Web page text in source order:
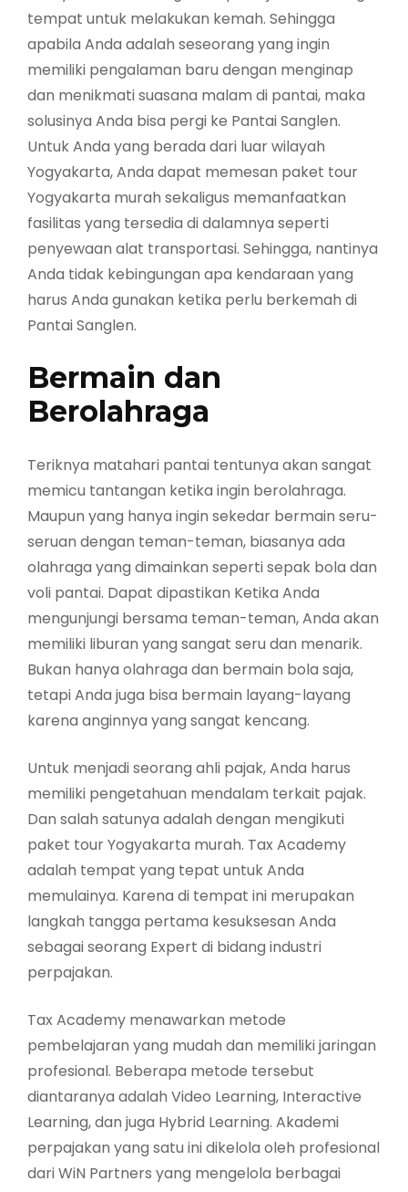
tempat untuk melakukan kemah. Sehingga
apabila Anda adalah seseorang yang ingin
memiliki pengalaman baru dengan menginap
dan menikmati suasana malam di pantai, maka
solusinya Anda bisa pergi ke Pantai Sanglen.
Untuk Anda yang berada dari luar wilayah
Yogyakarta, Anda dapat memesan paket tour
Yogyakarta murah sekaligus memanfaatkan
fasilitas yang tersedia di dalamnya seperti
penyewaan alat transportasi. Sehingga, nantinya
Anda tidak kebingungan apa kendaraan yang
harus Anda gunakan ketika perlu berkemah di
Pantai Sanglen.
Bermain dan
Berolahraga
Teriknya matahari pantai tentunya akan sangat
memicu tantangan ketika ingin berolahraga.
Maupun yang hanya ingin sekedar bermain seru-
seruan dengan teman-teman, biasanya ada
olahraga yang dimainkan seperti sepak bola dan
voli pantai. Dapat dipastikan Ketika Anda
mengunjungi bersama teman-teman, Anda akan
memiliki liburan yang sangat seru dan menarik.
Bukan hanya olahraga dan bermain bola saja,
tetapi Anda juga bisa bermain layang-layang
karena anginnya yang sangat kencang.
Untuk menjadi seorang ahli pajak, Anda harus
memiliki pengetahuan mendalam terkait pajak.
Dan salah satunya adalah dengan mengikuti
paket tour Yogyakarta murah. Tax Academy
adalah tempat yang tepat untuk Anda
memulainya. Karena di tempat ini merupakan
langkah tangga pertama kesuksesan Anda
sebagai seorang Expert di bidang industri
perpajakan.
Tax Academy menawarkan metode
pembelajaran yang mudah dan memiliki jaringan
profesional. Beberapa metode tersebut
diantaranya adalah Video Learning, Interactive
Learning, dan juga Hybrid Learning. Akademi
perpajakan yang satu ini dikelola oleh profesional
dari WiN Partners yang mengelola berbagai